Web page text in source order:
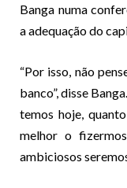
Banga numa
a adequação do
“Por isso, não
banco”, disse
temos hoje,
melhor o
ambiciosos